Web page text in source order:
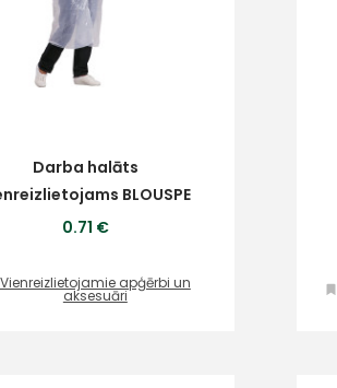
Darba halāts
BLOUSPE
0.71 €
Vienreizlietojamie apģērbi un
aksesuāri